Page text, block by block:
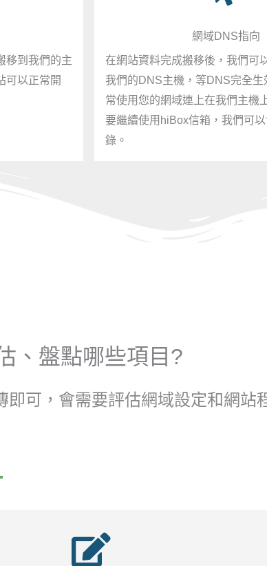
移到我們的主
可以正常開
網域DNS指向
在網站資料完成搬移後，我們可
我們的DNS主機，等DNS完全生
常使用您的網域連上在我們主機
要繼續使用hiBox信箱，我們可
錄。
、盤點哪些項目?
可，會需要評估網域設定和網站